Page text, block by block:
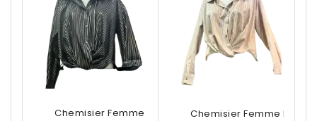
Chemisier Femme Noir À RayuresChemisier Femme Rose